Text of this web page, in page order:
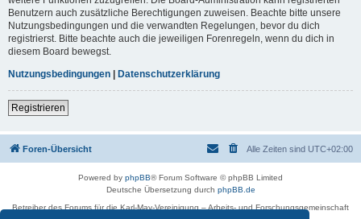
Benutzern auch zusätzliche Berechtigungen zuweisen. Beachte bitte unsere
Nutzungsbedingungen und die verwandten Regelungen, bevor du dich
registrierst. Bitte beachte auch die jeweiligen Forenregeln, wenn du dich in
diesem Board bewegst.
Nutzungsbedingungen | Datenschutzerklärung
Registrieren
Foren-Übersicht Alle Zeiten sind UTC+02:00
Powered by phpBB® Forum Software © phpBB Limited
Deutsche Übersetzung durch phpBB.de
Betreiber des Forums für die Karl-May-Vereinigung – Arbeits- und Forschungsgemeinschaft